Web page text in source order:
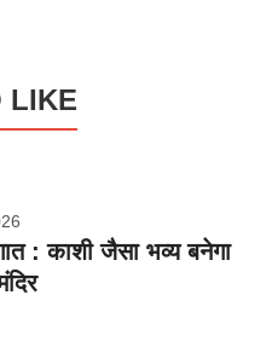
LIKE
: काशी जैसा भव्य बनेगा